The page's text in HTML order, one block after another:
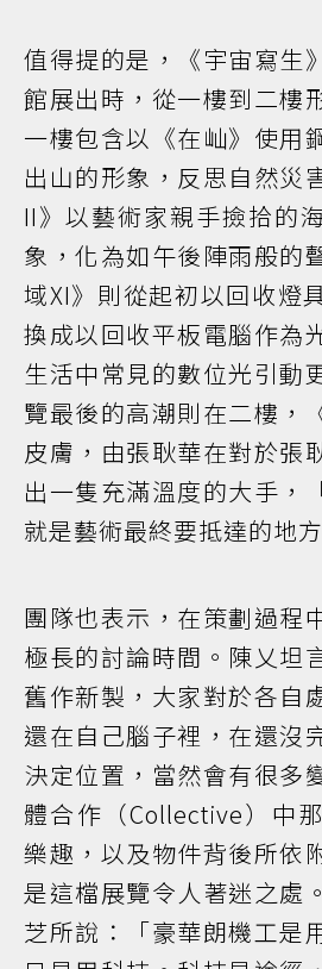
值得提的是，《宇宙寫生
館展出時，從一樓到二樓
一樓包含以《在屾》使用
出山的形象，反思自然災
II》以藝術家親手撿拾的
象，化為如午後陣雨般的
域XI》則從起初以回收燈
換成以回收平板電腦作為
生活中常見的數位光引動
覽最後的高潮則在二樓，
皮膚，由張耿華在對於張
出一隻充滿溫度的大手，
就是藝術最終要抵達的地方
團隊也表示，在策劃過程
極長的討論時間。陳乂坦
舊作新製，大家對於各自
還在自己腦子裡，在還沒
決定位置，當然會有很多
體合作（Collective）中
樂趣，以及物件背後所依
是這檔展覽令人著迷之處
芝所說：「豪華朗機工是